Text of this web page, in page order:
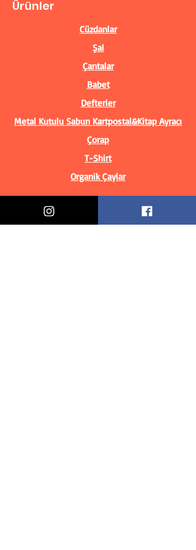
Ürünler
Cüzdanlar
Şal
Çantalar
Babet
Defterler
Metal Kutulu Sabun Kartpostal&Kitap Ayracı
Çorap
T-Shirt
Organik Çaylar
Bilgiler